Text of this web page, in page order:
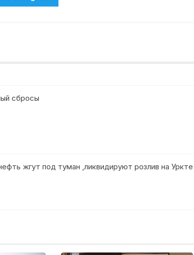
сбросы
жгут под туман ,ликвидируют розлив на